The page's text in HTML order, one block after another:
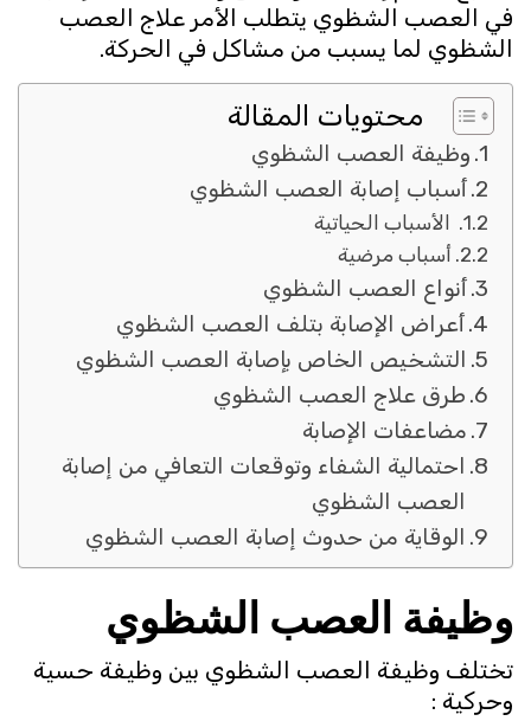
في العصب الشظوي يتطلب الأمر علاج العصب
الشظوي لما يسبب من مشاكل في الحركة.
محتويات المقالة
وظيفة العصب الشظوي
أسباب إصابة العصب الشظوي
الأسباب الحياتية
أسباب مرضية
أنواع العصب الشظوي
أعراض الإصابة بتلف العصب الشظوي
التشخيص الخاص بإصابة العصب الشظوي
طرق علاج العصب الشظوي
مضاعفات الإصابة
احتمالية الشفاء وتوقعات التعافي من إصابة
العصب الشظوي
الوقاية من حدوث إصابة العصب الشظوي
وظيفة العصب الشظوي
تختلف وظيفة العصب الشظوي بين وظيفة حسية
وحركية :